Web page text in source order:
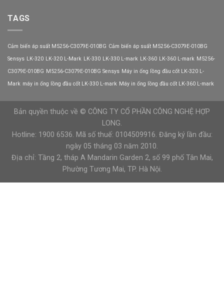
có
tiết
điện
năng?
TAGS
Cảm biến áp suất M5256-C3079E-010BG Cảm biến áp suất M5256-C3079E-010BG
Sensys LK-320 LK-320 L-Mark LK-330 LK-330 L-mark LK-360 LK-360 L-mark M5256-
C3079E-010BG M5256-C3079E-010BG Sensys Máy in ống lồng đầu cốt LK-320 L-
Mark máy in ống lồng đầu cốt LK-330 L-mark Máy in ống lồng đầu cốt LK-360 L-mark
Bản quyền thuộc về © CÔNG TY CỔ PHẦN CÔNG NGHỆ HỢP
LONG.
Hotline: 1900 6536. Mã số thuế: 0104509916. Đăng ký lần đầu:
ngày 05 tháng 03 năm 2010.
Địa chỉ: Tầng 2, tháp A Mandarin Garden 2, số 99 phố Tân Mai,
Phường Tương Mai, TP. Hà Nội.